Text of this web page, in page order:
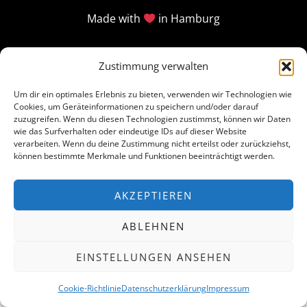
Zustimmung verwalten
Um dir ein optimales Erlebnis zu bieten, verwenden wir Technologien wie
Cookies, um Geräteinformationen zu speichern und/oder darauf
zuzugreifen. Wenn du diesen Technologien zustimmst, können wir Daten
wie das Surfverhalten oder eindeutige IDs auf dieser Website
verarbeiten. Wenn du deine Zustimmung nicht erteilst oder zurückziehst,
können bestimmte Merkmale und Funktionen beeinträchtigt werden.
AKZEPTIEREN
ABLEHNEN
EINSTELLUNGEN ANSEHEN
Cookie-RichtlinieDatenschutzerklärungImpressum
Made with in Hamburg